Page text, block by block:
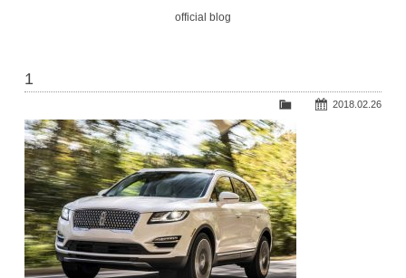
在庫車情報
会社紹介
スタッフ募集
official blog
1
2018.02.26